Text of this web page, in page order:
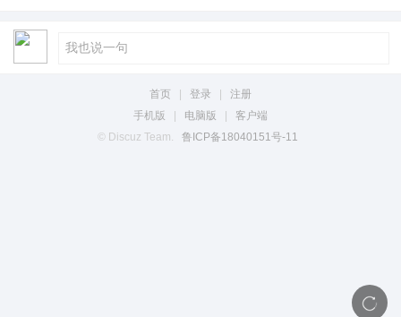
首页 登录
注册
手机版
电脑版
客户端
© Discuz Team.
鲁ICP备18040151号-11